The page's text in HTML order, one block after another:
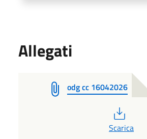
Allegati
odg cc 16042026
Scarica